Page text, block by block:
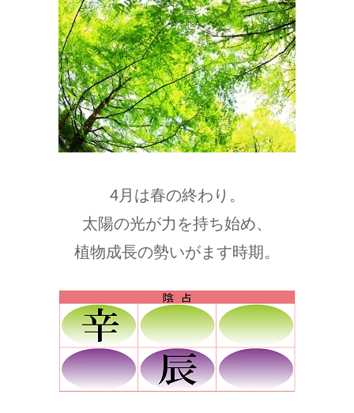
4月は春の終わり。
太陽の光が力を持ち始め、
植物成長の勢いがます時期。